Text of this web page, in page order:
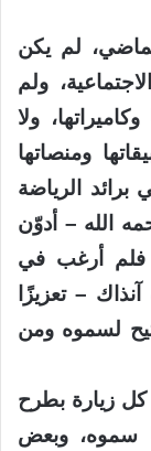
لم يكن
ولم
ولا
ومنصاتها
برائد الرياضة
الله – أدوّن
فلم أرغب في
– تعزيزًا
لسموه ومن
زيارة بطرح
سموه، وبعض